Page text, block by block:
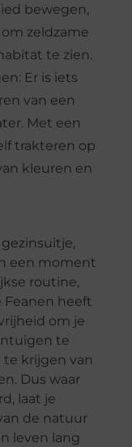
bewegen,
zeldzame
te zien.
Er is iets
van een
Met een
trakteren op
kleuren en
een moment
routine,
Feanen heeft
om je
te
krijgen van
Dus waar
laat je
de natuur
leven lang